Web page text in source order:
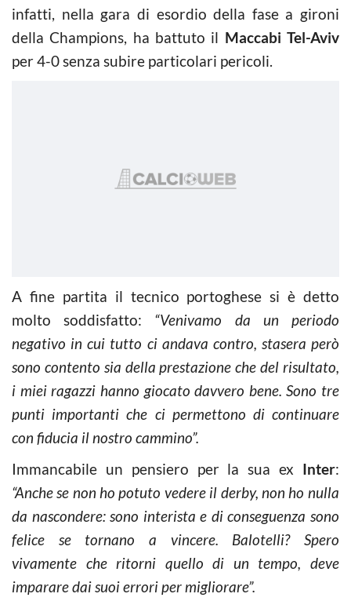
infatti, nella gara di esordio della fase a gironi
della Champions, ha battuto il Maccabi Tel-Aviv
per 4-0 senza subire particolari pericoli.
A fine partita il tecnico portoghese si è detto
molto soddisfatto: “Venivamo da un periodo
negativo in cui tutto ci andava contro, stasera però
sono contento sia della prestazione che del risultato,
i miei ragazzi hanno giocato davvero bene. Sono tre
punti importanti che ci permettono di continuare
con fiducia il nostro cammino”.
Immancabile un pensiero per la sua ex Inter:
“Anche se non ho potuto vedere il derby, non ho nulla
da nascondere: sono interista e di conseguenza sono
felice se tornano a vincere. Balotelli? Spero
vivamente che ritorni quello di un tempo, deve
imparare dai suoi errori per migliorare”.